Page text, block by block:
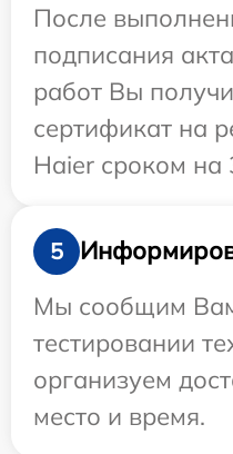
После
подписания
работ Вы
сертификат на
Haier сроком на
5
Мы сообщим
тестировании
организуем
место и время.